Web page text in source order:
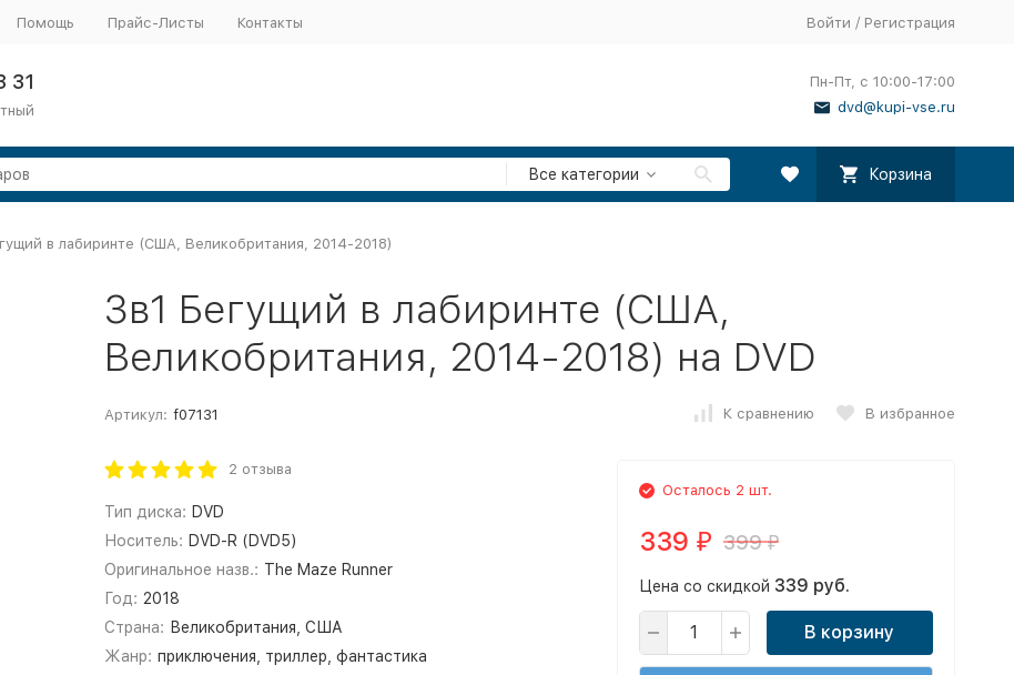
Помощь Прайс-Листы Контакты Войти / Регистрация
31
Пн-Пт, с 10:00-17:00
dvd@kupi-vse.ru
Все категории Корзина
в лабиринте (США, Великобритания, 2014-2018)
3в1 Бегущий в лабиринте (США,
Великобритания, 2014-2018) на DVD
Артикул: f07131 К сравнению В избранное
2 отзыва
Тип диска: DVD
Носитель: DVD-R (DVD5)
Оригинальное назв.: The Maze Runner
Год: 2018
Страна: Великобритания, США
Жанр: приключения, триллер, фантастика
Осталось 2 шт.
339 ₽ 399₽
Цена со скидкой 339 руб.
В корзину